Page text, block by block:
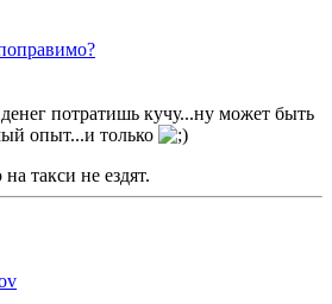
потратишь кучу...ну может быть
опыт...и только
такси не ездят.